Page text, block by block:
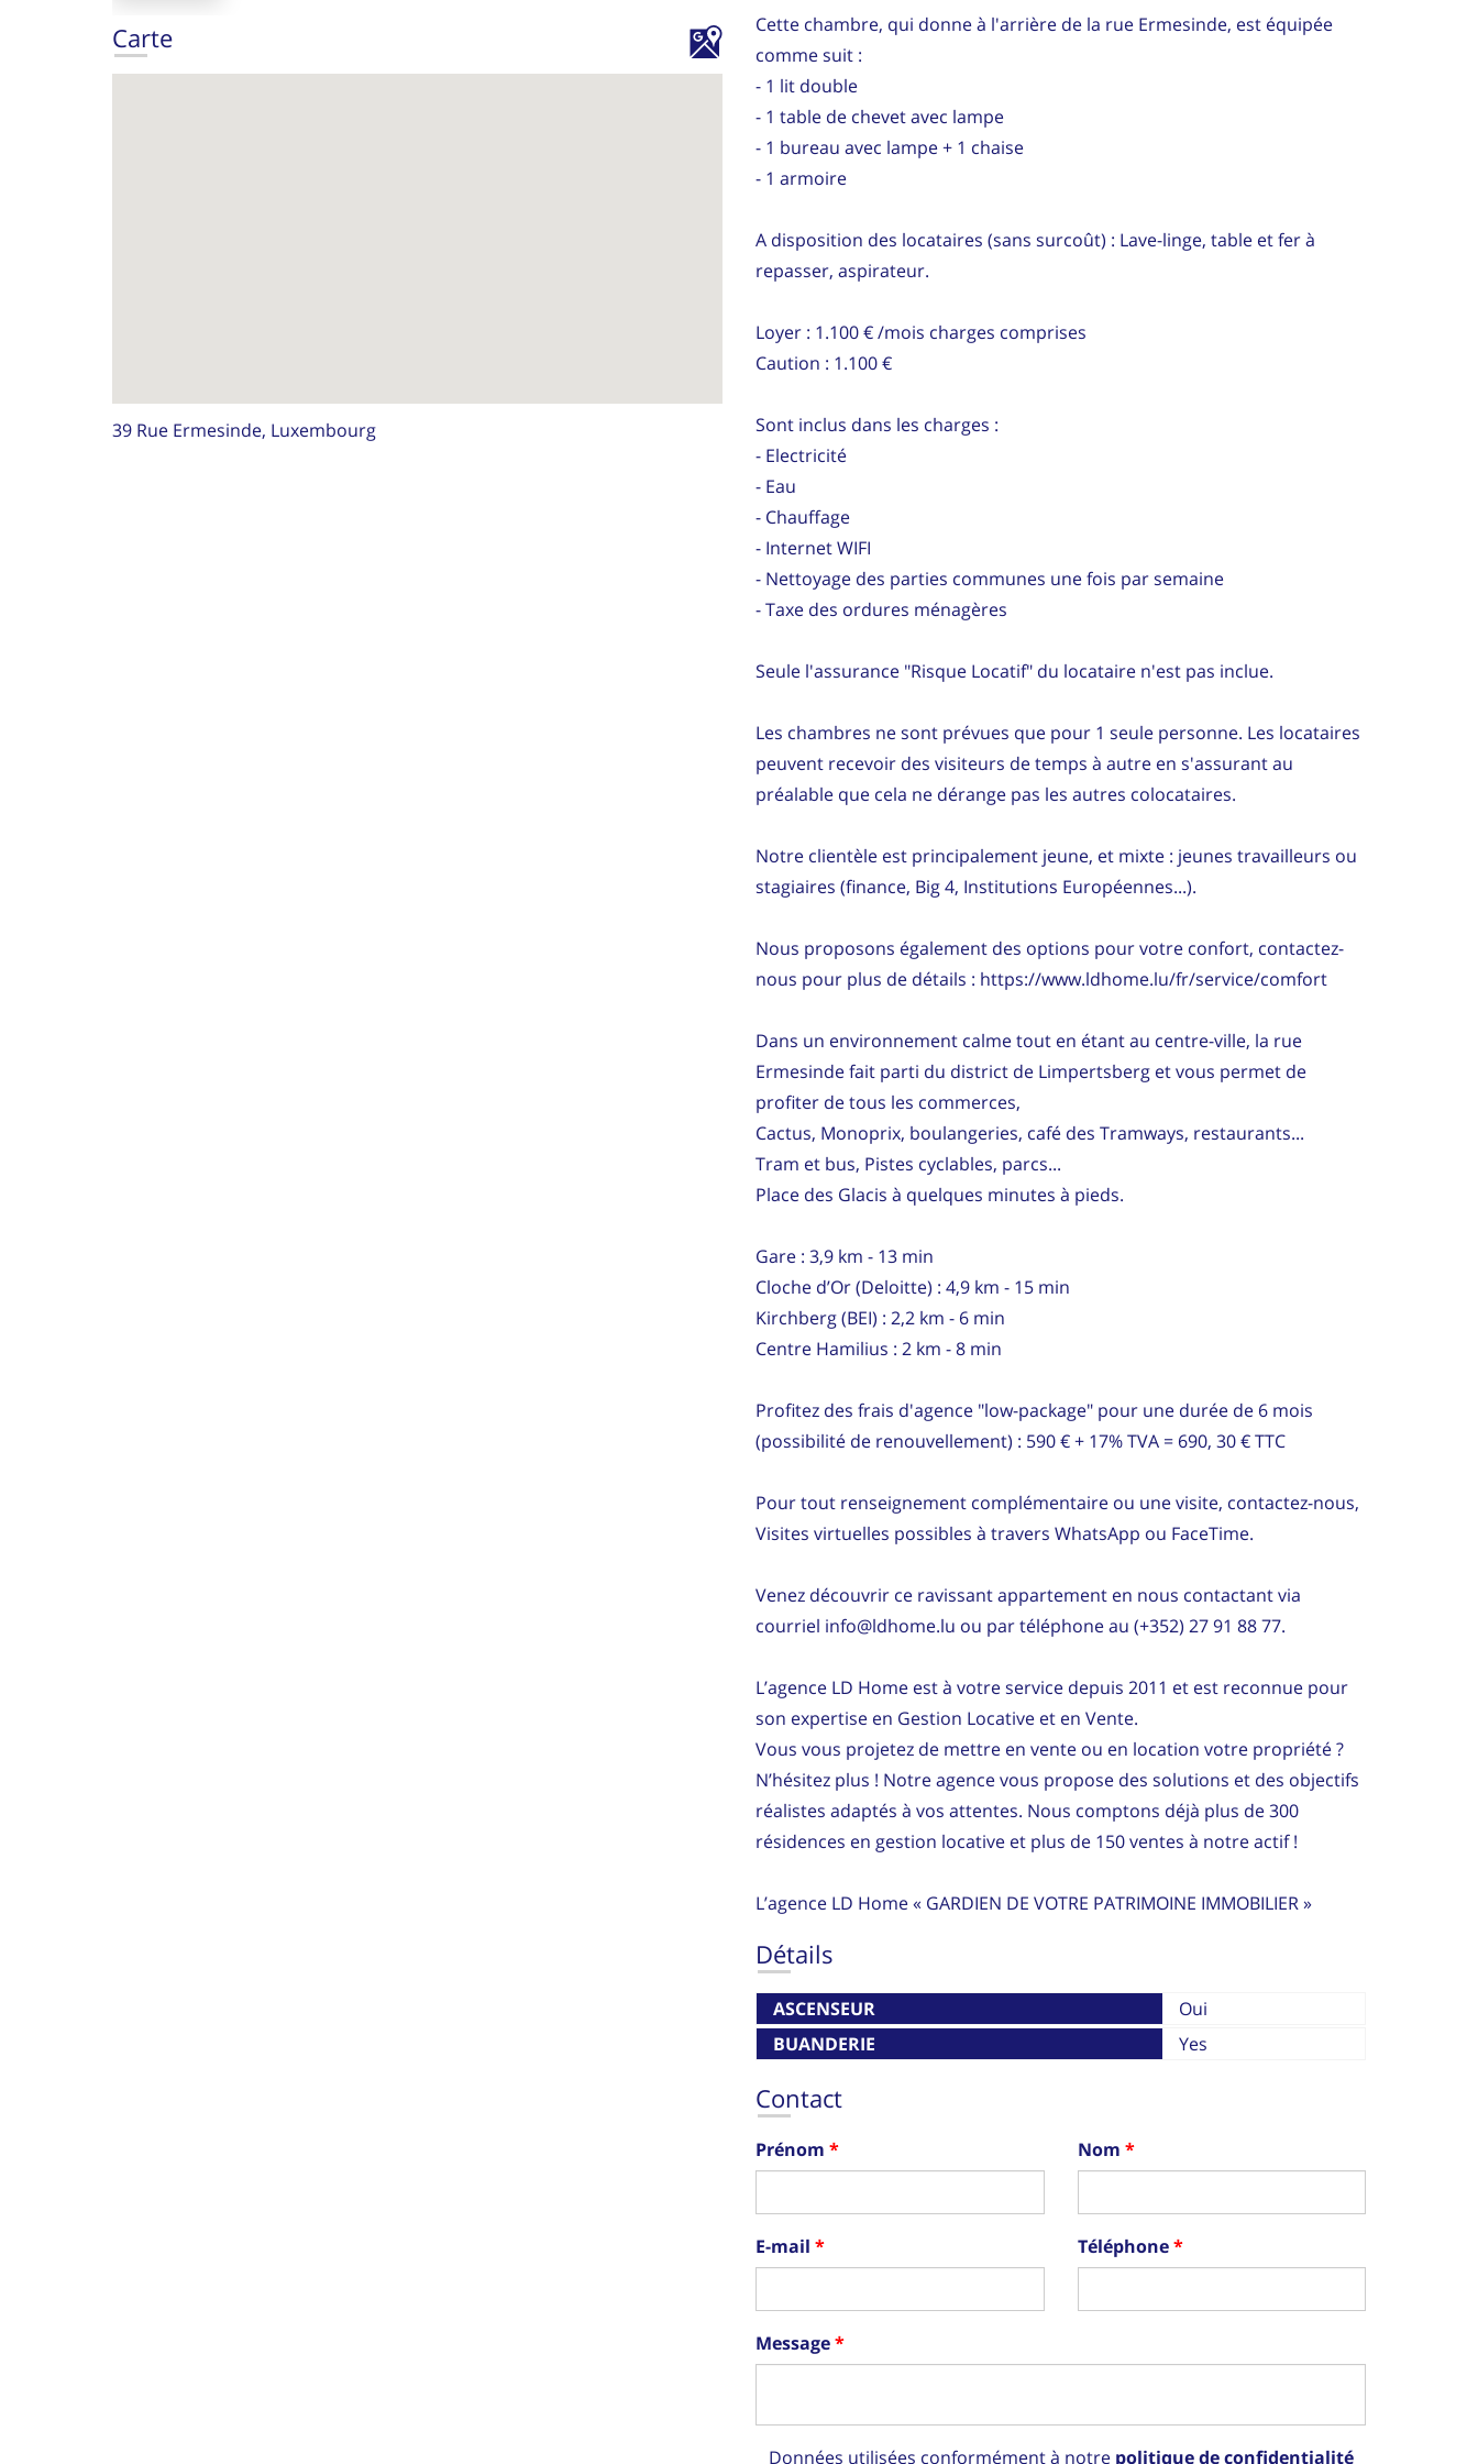
Carte
39 Rue Ermesinde, Luxembourg
Cette chambre, qui donne à l'arrière de la rue Ermesinde, est équipée
comme suit :
- 1 lit double
- 1 table de chevet avec lampe
- 1 bureau avec lampe + 1 chaise
- 1 armoire
A disposition des locataires (sans surcoût) : Lave-linge, table et fer à
repasser, aspirateur.
Loyer : 1.100 € /mois charges comprises
Caution : 1.100 €
Sont inclus dans les charges :
- Electricité
- Eau
- Chauffage
- Internet WIFI
- Nettoyage des parties communes une fois par semaine
- Taxe des ordures ménagères
Seule l'assurance "Risque Locatif" du locataire n'est pas inclue.
Les chambres ne sont prévues que pour 1 seule personne. Les locataires
peuvent recevoir des visiteurs de temps à autre en s'assurant au
préalable que cela ne dérange pas les autres colocataires.
Notre clientèle est principalement jeune, et mixte : jeunes travailleurs ou
stagiaires (finance, Big 4, Institutions Européennes...).
Nous proposons également des options pour votre confort, contactez-
nous pour plus de détails : https://www.ldhome.lu/fr/service/comfort
Dans un environnement calme tout en étant au centre-ville, la rue
Ermesinde fait parti du district de Limpertsberg et vous permet de
profiter de tous les commerces,
Cactus, Monoprix, boulangeries, café des Tramways, restaurants...
Tram et bus, Pistes cyclables, parcs...
Place des Glacis à quelques minutes à pieds.
Gare : 3,9 km - 13 min
Cloche d’Or (Deloitte) : 4,9 km - 15 min
Kirchberg (BEI) : 2,2 km - 6 min
Centre Hamilius : 2 km - 8 min
Profitez des frais d'agence "low-package" pour une durée de 6 mois
(possibilité de renouvellement) : 590 € + 17% TVA = 690, 30 € TTC
Pour tout renseignement complémentaire ou une visite, contactez-nous,
Visites virtuelles possibles à travers WhatsApp ou FaceTime.
Venez découvrir ce ravissant appartement en nous contactant via
courriel info@ldhome.lu ou par téléphone au (+352) 27 91 88 77.
L’agence LD Home est à votre service depuis 2011 et est reconnue pour
son expertise en Gestion Locative et en Vente.
Vous vous projetez de mettre en vente ou en location votre propriété ?
N’hésitez plus ! Notre agence vous propose des solutions et des objectifs
réalistes adaptés à vos attentes. Nous comptons déjà plus de 300
résidences en gestion locative et plus de 150 ventes à notre actif !
L’agence LD Home « GARDIEN DE VOTRE PATRIMOINE IMMOBILIER »
Détails
ASCENSEUR
Oui
BUANDERIE
Yes
Contact
Prénom Nom
E-mail Téléphone
Message
Données utilisées conformément à notre politique de confidentialité